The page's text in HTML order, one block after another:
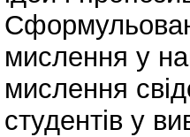
мислення у
мислення
студентів у